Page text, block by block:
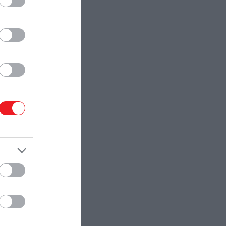
történeteket. Mi most ebből az
össze 5 kiemelkedő alkotást.